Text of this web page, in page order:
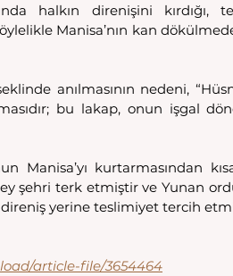
halkın direnişini kırdığı,
Manisa’nın kan
anılmasının nedeni,
bu lakap, onun işgal
Manisa’yı kurtarmasından
şehri terk etmiştir ve Yunan
yerine teslimiyet tercih
article-file/3654464